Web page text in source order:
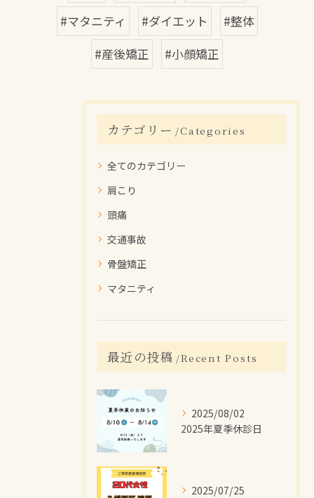
#マタニティ
#ダイエット
#整体
#産後矯正
#小顔矯正
カテゴリー Categories
全てのカテゴリー
肩こり
頭痛
交通事故
骨盤矯正
マタニティ
最近の投稿 Recent Posts
2025/08/02
2025年夏季休診日
2025/07/25